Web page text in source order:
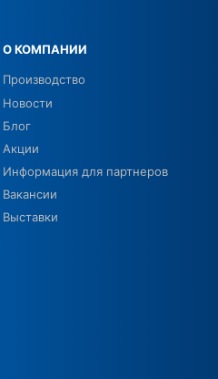
О КОМПАНИИ
Производство
Новости
Блог
Акции
Информация для партнеров
Вакансии
Выставки